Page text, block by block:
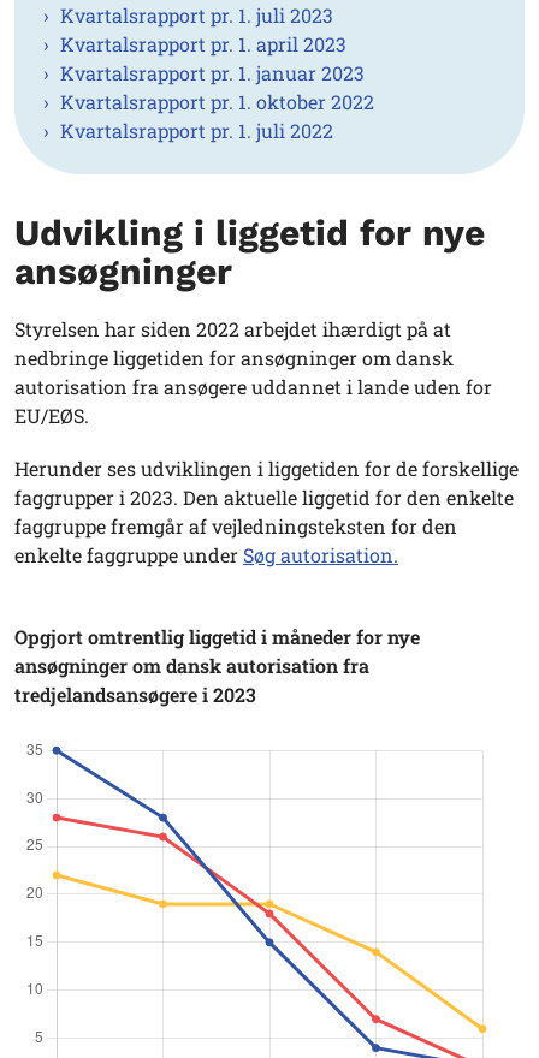
Kvartalsrapport pr. 1. juli 2023
Kvartalsrapport pr. 1. april 2023
Kvartalsrapport pr. 1. januar 2023
Kvartalsrapport pr. 1. oktober 2022
Kvartalsrapport pr. 1. juli 2022
Udvikling i liggetid for nye
ansøgninger
Styrelsen har siden 2022 arbejdet ihærdigt på at
nedbringe liggetiden for ansøgninger om dansk
autorisation fra ansøgere uddannet i lande uden for
EU/EØS.
Herunder ses udviklingen i liggetiden for de forskellige
faggrupper i 2023. Den aktuelle liggetid for den enkelte
faggruppe fremgår af vejledningsteksten for den
enkelte faggruppe under Søg autorisation.
Opgjort omtrentlig liggetid i måneder for nye
ansøgninger om dansk autorisation fra
tredjelandsansøgere i 2023